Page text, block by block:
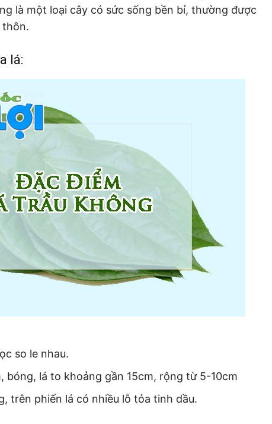
là một loại cây có sức sống bền bỉ, thường được
thôn.
lá:
so le nhau.
bóng, lá to khoảng gần 15cm, rộng từ 5-10cm
trên phiến lá có nhiều lỗ tỏa tinh dầu.